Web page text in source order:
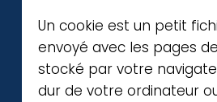
Un cookie est un petit
envoyé avec les pages
stocké par votre
dur de votre ordinateur